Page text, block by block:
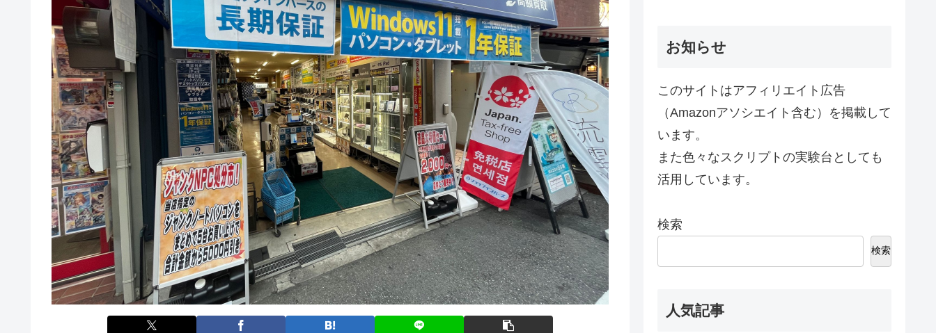
お知らせ
このサイトはアフィリエイト広告
（Amazonアソシエイト含む）を掲載して
います。
また色々なスクリプトの実験台としても
活用しています。
検索
検索
人気記事